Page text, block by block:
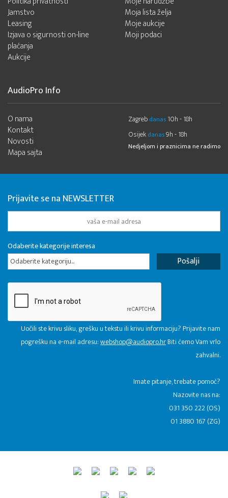
Jamstvo
Leasing
Izjava o sigurnosti on-line
plaćanja
Aukcije
Moja lista želja
Moje aukcije
Moji podaci
AudioPro Info
O nama
Kontakt
Novosti
Mapa sajta
Zagreb danas 10h - 18h
Osijek danas9h - 18h
Nedjeljom i praznicima ne radimo
Prijavite se na NEWSLETTER
Odaberite kategorije interesa
Odaberite kategoriju...
Uočili ste krivu sliku, grešku u tekstu ili krivu informaciju? Prijavite nam
pogrešku na e-mail adresu:webshop@audiopro.hrBiti ćemo Vam vrlo
zahvalni.
​Imate pitanje, trebate pomoć?
Nazovite nas na:
031 350 222 (OS)
01 3880 167 (ZG)